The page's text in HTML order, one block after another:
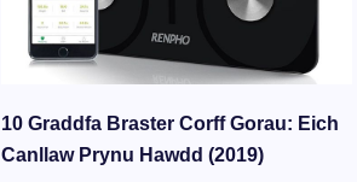
10 Graddfa Braster Corff Gorau: Eich
Canllaw Prynu Hawdd (2019)